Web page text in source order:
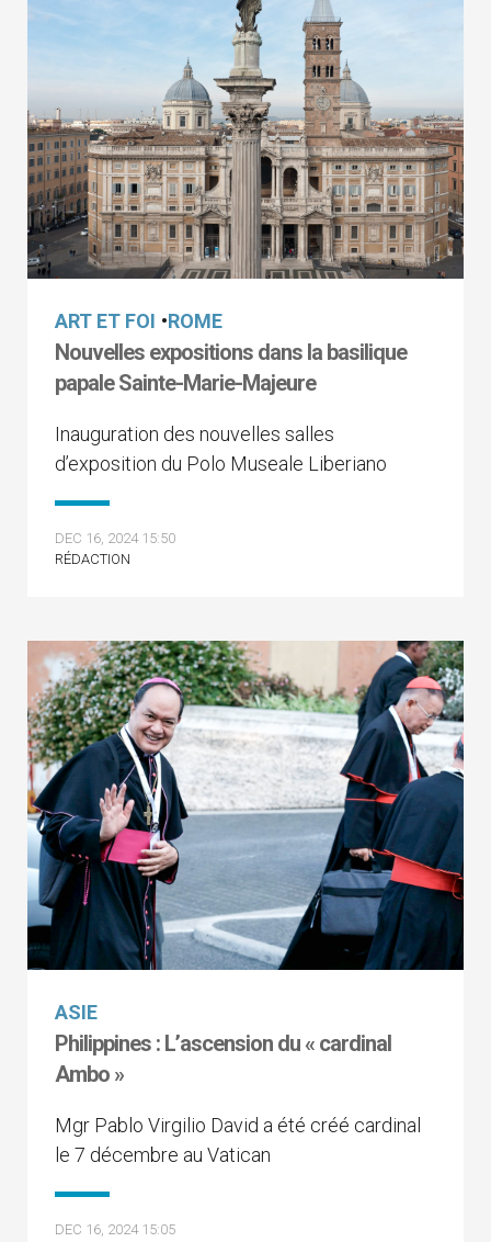
ART ET FOI •ROME
Nouvelles expositions dans la basilique
papale Sainte-Marie-Majeure
Inauguration des nouvelles salles
d’exposition du Polo Museale Liberiano
DEC 16, 2024 15:50
RÉDACTION
ASIE
Philippines : L’ascension du « cardinal
Ambo »
Mgr Pablo Virgilio David a été créé cardinal
le 7 décembre au Vatican
DEC 16, 2024 15:05